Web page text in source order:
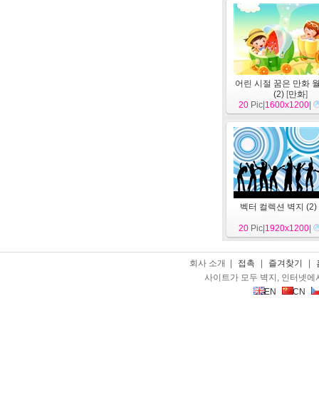
어린 시절 꿈은 만화
(2) [만화]
20 Pic| 1600x1200
벡터 컬렉션 벽지 (2)
20 Pic| 1920x1200
회사 소개 | 접촉 즐겨찾기
사이트가 모두 벽지, 인터넷
EN
CN